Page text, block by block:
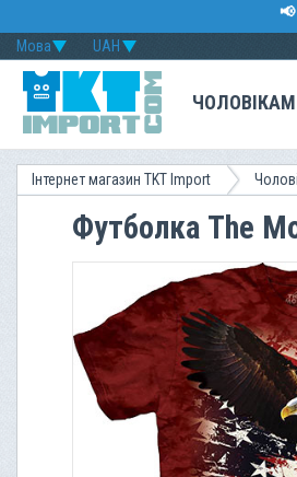
UAH
Мова
ЧОЛОВІКАМ
Інтернет магазин TKT Import
Футболка The